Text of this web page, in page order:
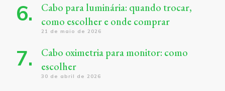
Cabo para luminária: quando trocar,
como escolher e onde comprar
21 de maio de 2026
Cabo oximetria para monitor: como
escolher
30 de abril de 2026